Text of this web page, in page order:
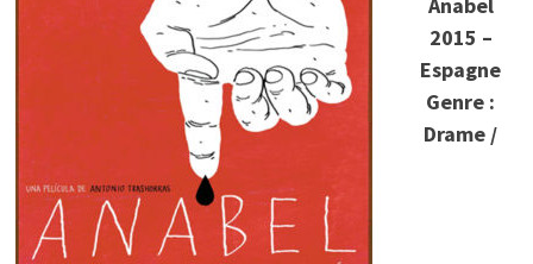
Anabel
2015 –
Espagne
Genre :
Drame /